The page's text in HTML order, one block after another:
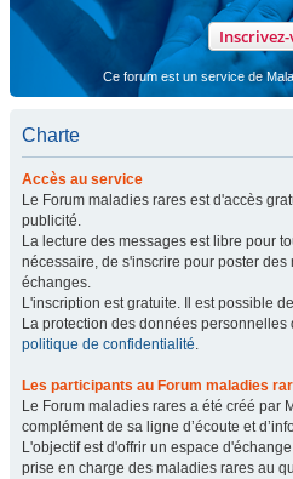
Ce forum est un service de
Charte
Accès au service
Le Forum maladies rares est d'accès
publicité.
La lecture des messages est libre pour
nécessaire, de s'inscrire pour poster
échanges.
L'inscription est gratuite. Il est possible
La protection des données personnelles
politique de confidentialité.
Les participants au Forum maladies
Le Forum maladies rares a été créé par
complément de sa ligne d’écoute et
L'objectif est d'offrir un espace
prise en charge des maladies rares au